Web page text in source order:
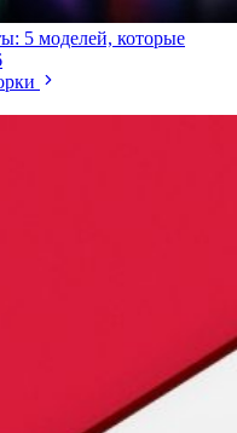
5 моделей, которые